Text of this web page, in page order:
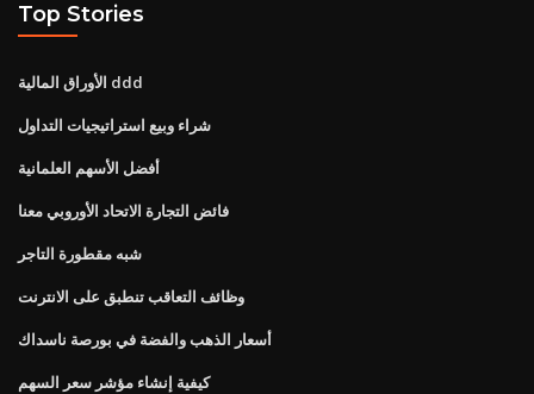
Top Stories
الأوراق المالية ddd
شراء وبيع استراتيجيات التداول
أفضل الأسهم العلمانية
فائض التجارة الاتحاد الأوروبي معنا
شبه مقطورة التاجر
وظائف التعاقب تنطبق على الانترنت
أسعار الذهب والفضة في بورصة ناسداك
كيفية إنشاء مؤشر سعر السهم